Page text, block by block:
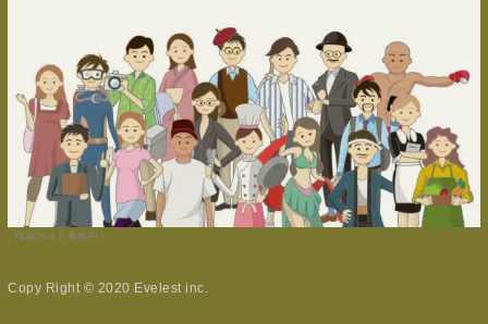
体験ホスト募集中！
Copy Right © 2020 Evelest inc.